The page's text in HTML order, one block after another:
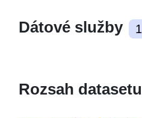
Dátové služby 1
Rozsah datasetu